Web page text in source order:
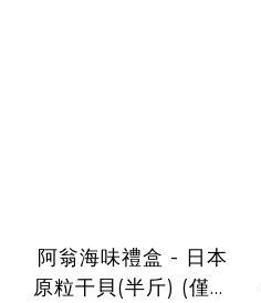
阿翁海味禮盒 - 日本
原粒干貝(半斤) (僅在